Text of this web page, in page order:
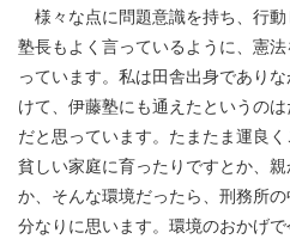
様々な点に問題意識を持ち、行
塾長もよく言っているように、憲
っています。私は田舎出身であり
けて、伊藤塾にも通えたというの
だと思っています。たまたま運良
貧しい家庭に育ったりですとか、
か、そんな環境だったら、刑務所
分なりに思います。環境のおかげ